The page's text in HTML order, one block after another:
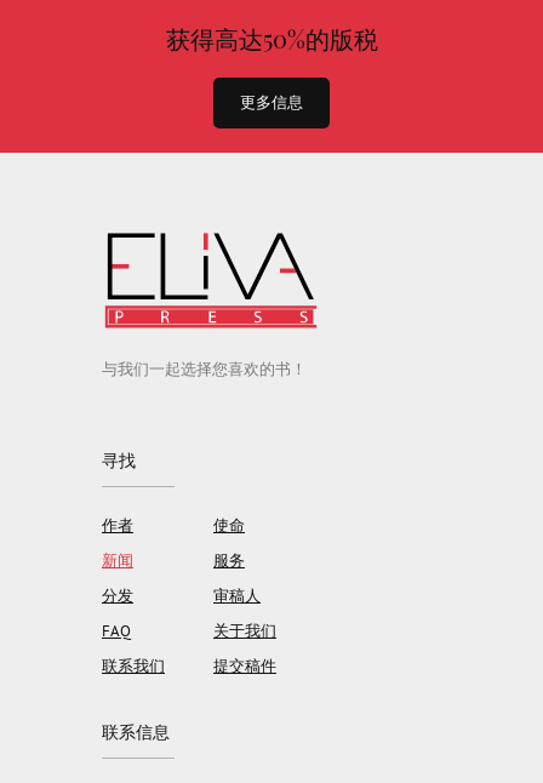
获得高达50%的版税
更多信息
与我们一起选择您喜欢的书！
寻找
作者
新闻
分发
FAQ
联系我们
使命
服务
审稿人
关于我们
提交稿件
联系信息